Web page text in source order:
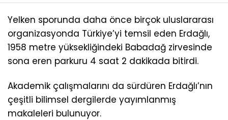
Yelken sporunda daha önce birçok uluslararası
organizasyonda Türkiye’yi temsil eden Erdağlı,
1958 metre yüksekliğindeki Babadağ zirvesinde
sona eren parkuru 4 saat 2 dakikada bitirdi.
Akademik çalışmalarını da sürdüren Erdağlı’nın
çeşitli bilimsel dergilerde yayımlanmış
makaleleri bulunuyor.